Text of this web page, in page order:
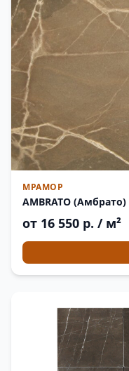
МРАМОР
AMBRATO (Амбрато)
от 16 550 р. / м²